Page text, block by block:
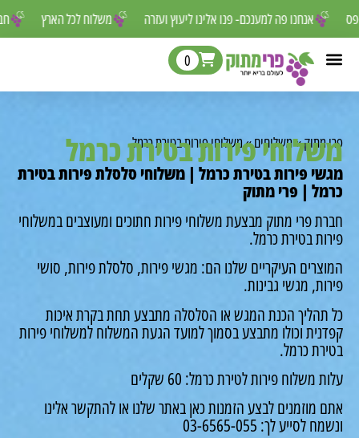
משלוח לכל הארץ אנחנו פה למענכם- פנו אלינו ליעוץ ועזרה לפספס
0
»משלוחים»משלוחי פירות בטירת כרמל
פירות בטירת כרמל
פירות בטירת כרמל | משלוחי סלסלת פירות בטירת
| פרי מתוק
פרי מתוק מבצעת משלוחי פירות חתוכים ומעוצבים במשלוחי
בטירת כרמל.
העיקריים שלנו הם: מגשי פירות, סלסלת פירות, סושי
מגשי גבינות.
הכנת המגש או הסלסלה מתבצע תחת בקרת איכות
וכולו מתבצע בסמוך למועד הגעת המשלוח למשלוחי פירות
כרמל.
משלוח פירות לטירת כרמל: 60 שקלים
מוזמנים לבצע הזמנות כאן באתר שלנו או להתקשר אלינו
לך: 03-6565-055